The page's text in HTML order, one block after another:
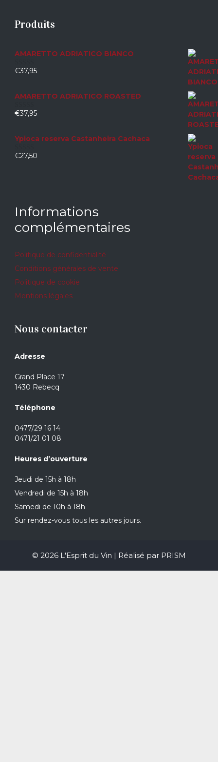
Produits
AMARETTO ADRIATICO BIANCO
0
€37,95
AMARETTO ADRIATICO ROASTED
0
€37,95
Ypioca reserva Castanheira Cachaca
0
€27,50
Informations
complémentaires
Politique de confidentialité
Conditions générales de vente
Politique de cookie
Mentions légales
Nous contacter
Adresse
Grand Place 17
1430 Rebecq
Téléphone
0477/29 16 14
0471/21 01 08
Heures d’ouverture
Jeudi de 15h à 18h
Vendredi de 15h à 18h
Samedi de 10h à 18h
Sur rendez-vous tous les autres jours.
© 2026 L'Esprit du Vin | Réalisé par PRISM